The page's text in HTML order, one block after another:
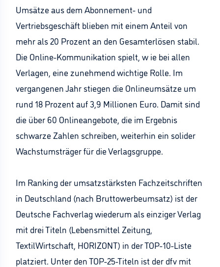
Umsätze aus dem Abonnement- und
Vertriebsgeschäft blieben mit einem Anteil von
mehr als 20 Prozent an den Gesamterlösen stabil.
Die Online-Kommunikation spielt, w ie bei allen
Verlagen, eine zunehmend wichtige Rolle. Im
vergangenen Jahr stiegen die Onlineumsätze um
rund 18 Prozent auf 3,9 Millionen Euro. Damit sind
die über 60 Onlineangebote, die im Ergebnis
schwarze Zahlen schreiben, weiterhin ein solider
Wachstumsträger für die Verlagsgruppe.
Im Ranking der umsatzstärksten Fachzeitschriften
in Deutschland (nach Bruttowerbeumsatz) ist der
Deutsche Fachverlag wiederum als einziger Verlag
mit drei Titeln (Lebensmittel Zeitung,
TextilWirtschaft, HORIZONT) in der TOP-10-Liste
platziert. Unter den TOP-25-Titeln ist der dfv mit